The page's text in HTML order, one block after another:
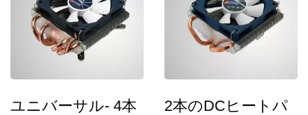
ユニバーサル- 4本
2本のDCヒートパ